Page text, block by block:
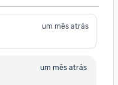
um mês atrás
um mês atrás